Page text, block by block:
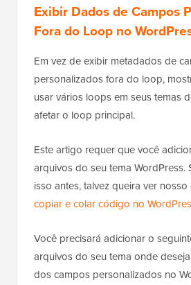
Exibir Dados de Campos
Fora do Loop no
Em vez de exibir metadados de
personalizados fora do loop,
usar vários loops em seus temas
afetar o loop principal.
Este artigo requer que você
arquivos do seu tema WordPress.
isso antes, talvez queira ver
copiar e colar código no
Você precisará adicionar o
arquivos do seu tema onde
dos campos personalizados no